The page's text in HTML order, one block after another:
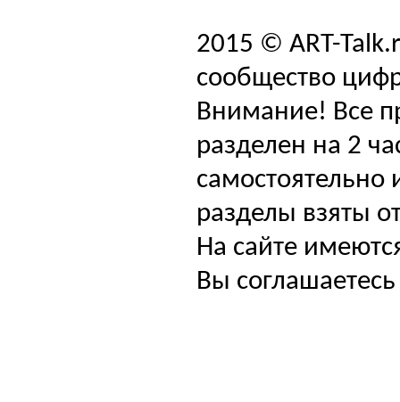
2015 © ART-
сообщество
Внимание! Все
разделен на 2
самостоятельно
разделы взяты
На сайте
Вы